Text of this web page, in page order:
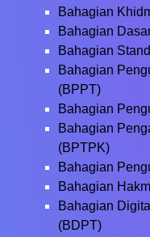
Bahagian
Bahagian
Bahagian
Bahagian
(BPPT)
Bahagian
Bahagian
(BPTPK)
Bahagian
Bahagian
Bahagian
(BDPT)